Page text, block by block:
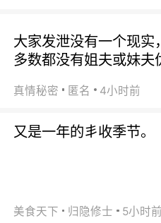
大家发泄没有一个现
多数都没有姐夫或妹夫
真情秘密 匿名 4小时前
又是一年的丯收季节。
美食天下 归隐修士 5小时前